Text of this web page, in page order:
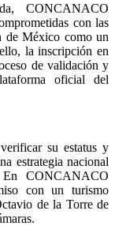
CONCANACO
con las
de México como un
la inscripción en
de validación y
oficial del
su estatus y
estrategia nacional
CONCANACO
con un turismo
de la Torre de